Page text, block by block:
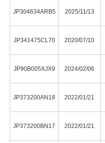
JP304634ARB5 2025/11/13
JP341475CL70 2020/07/10
JP90B005XJX9 2024/02/06
JP373200AN18 2022/01/21
JP373200BN17 2022/01/21